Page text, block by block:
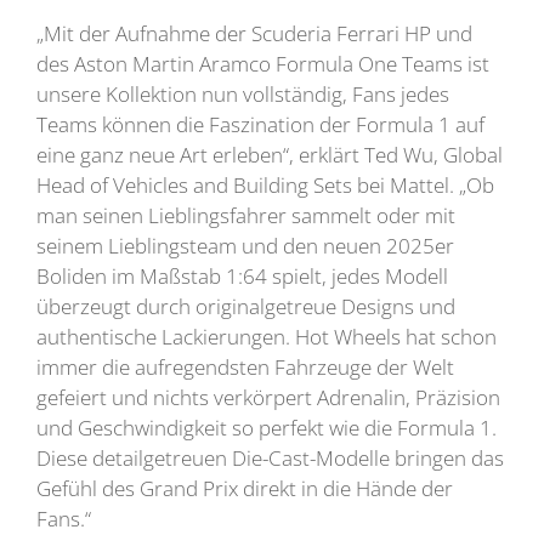
„Mit der Aufnahme der Scuderia Ferrari HP und
des Aston Martin Aramco Formula One Teams ist
unsere Kollektion nun vollständig, Fans jedes
Teams können die Faszination der Formula 1 auf
eine ganz neue Art erleben“, erklärt Ted Wu, Global
Head of Vehicles and Building Sets bei Mattel. „Ob
man seinen Lieblingsfahrer sammelt oder mit
seinem Lieblingsteam und den neuen 2025er
Boliden im Maßstab 1:64 spielt, jedes Modell
überzeugt durch originalgetreue Designs und
authentische Lackierungen. Hot Wheels hat schon
immer die aufregendsten Fahrzeuge der Welt
gefeiert und nichts verkörpert Adrenalin, Präzision
und Geschwindigkeit so perfekt wie die Formula 1.
Diese detailgetreuen Die-Cast-Modelle bringen das
Gefühl des Grand Prix direkt in die Hände der
Fans.“